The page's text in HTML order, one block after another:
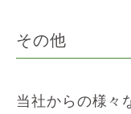
その他
当社からの様々